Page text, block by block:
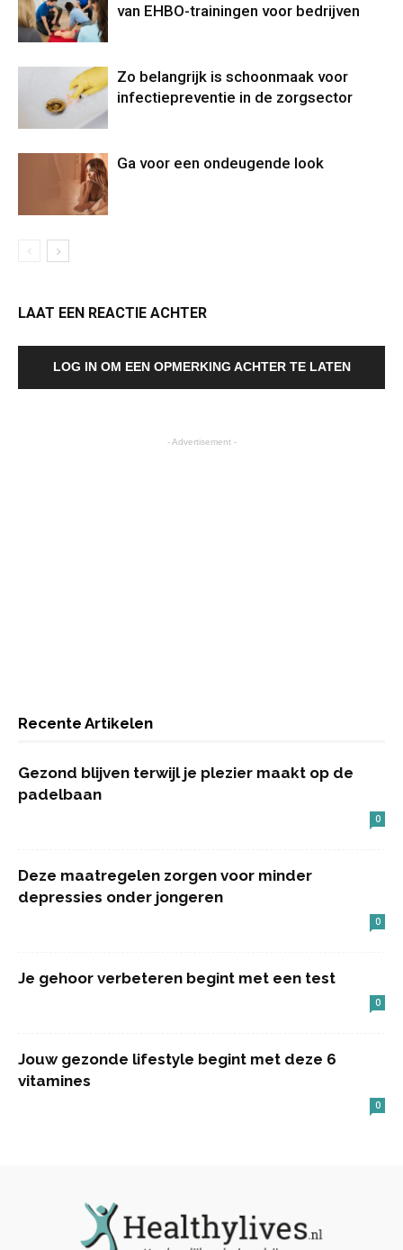
van EHBO-trainingen voor bedrijven
Zo belangrijk is schoonmaak voor
infectiepreventie in de zorgsector
Ga voor een ondeugende look
LAAT EEN REACTIE ACHTER
LOG IN OM EEN OPMERKING ACHTER TE LATEN
- Advertisement -
Recente Artikelen
Gezond blijven terwijl je plezier maakt op de
padelbaan
0
Deze maatregelen zorgen voor minder
depressies onder jongeren
0
Je gehoor verbeteren begint met een test
0
Jouw gezonde lifestyle begint met deze 6
vitamines
0